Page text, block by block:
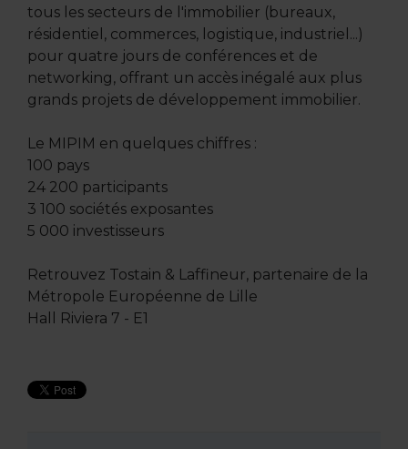
tous les secteurs de l'immobilier (bureaux,
résidentiel, commerces, logistique, industriel...)
pour quatre jours de conférences et de
networking, offrant un accès inégalé aux plus
grands projets de développement immobilier.
Le MIPIM en quelques chiffres :
100 pays
24 200 participants
3 100 sociétés exposantes
5 000 investisseurs
Retrouvez Tostain & Laffineur, partenaire de la
Métropole Européenne de Lille
Hall Riviera 7 - E1